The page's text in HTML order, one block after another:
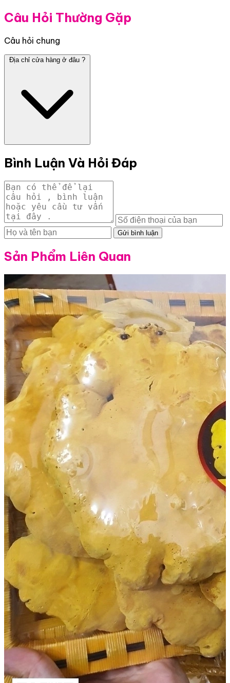
Câu Hỏi Thường Gặp
Câu hỏi chung
Địa chỉ cửa hàng ở đâu ?
Bình Luận Và Hỏi Đáp
Gửi bình luận
Sản Phẩm Liên Quan